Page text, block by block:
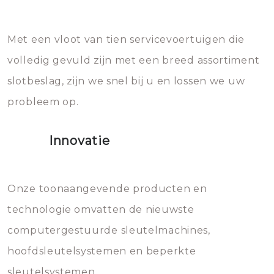
eroverheen hebt gegooid weer
bevriezen.
die relatief gemakkelijk te
beschadigen zijn. In veel
gevallen zult u schade aan de
sloten veroorzaken, waardoor
geheel vervangen moet worden.
mee, die u gemakkelijk kunt
vermijden.
Met een vloot van tien servicevoertuigen die
volledig gevuld zijn met een breed assortiment
slotbeslag, zijn we snel bij u en lossen we uw
probleem op.
Innovatie
Onze toonaangevende producten en
technologie omvatten de nieuwste
computergestuurde sleutelmachines,
hoofdsleutelsystemen en beperkte